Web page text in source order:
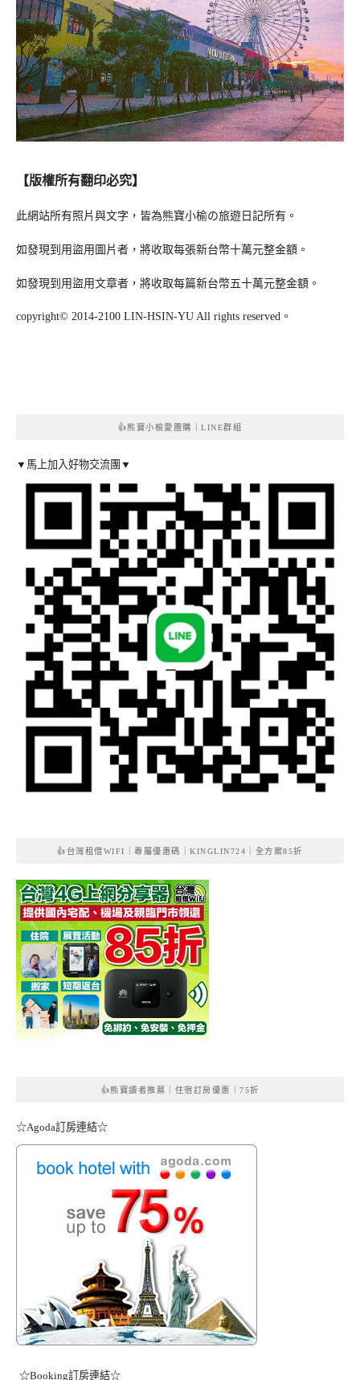
【版權所有翻印必究】
此網站所有照片與文字，皆為熊寶小榆の旅遊日記所有。
如發現到用盜用圖片者，將收取每張新台幣十萬元整金額。
如發現到用盜用文章者，將收取每篇新台幣五十萬元整金額。
copyright© 2014-2100 LIN-HSIN-YU All rights reserved。
👍熊寶小榆愛團購｜LINE群組
▼馬上加入好物交流團▼
👍台灣租借WIFI｜專屬優惠碼｜KINGLIN724｜全方案85折
👍熊寶讀者推薦｜住宿訂房優惠｜75折
☆Agoda訂房連結☆
☆Booking訂房連結☆